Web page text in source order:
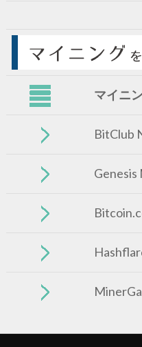
マイニ
BitClub
Genesis